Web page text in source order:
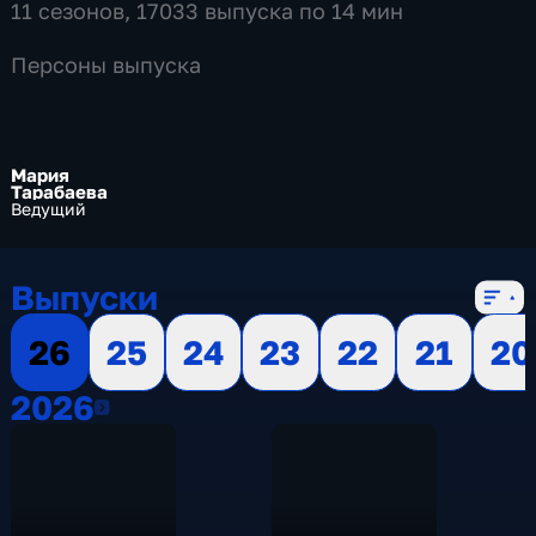
11 сезонов, 17033 выпуска по 14 мин
Персоны выпуска
Мария
Тарабаева
Ведущий
Выпуски
26
25 24 23 22 21
20
20262026